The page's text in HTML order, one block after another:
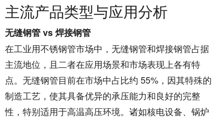
主流产品类型与应用分析​
无缝钢管 vs 焊接钢管​
在工业用不锈钢管市场中，无缝钢管和焊接钢管占据
主流地位，且二者在应用场景和市场表现上各有特
点。无缝钢管目前在市场中占比约 55%，因其特殊的
制造工艺，使其具备优异的承压能力和良好的完整
性，特别适用于高温高压环境。诸如核电设备、锅炉